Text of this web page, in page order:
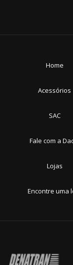
Home
Acessórios
SAC
Fale com a
Lojas
Encontre uma